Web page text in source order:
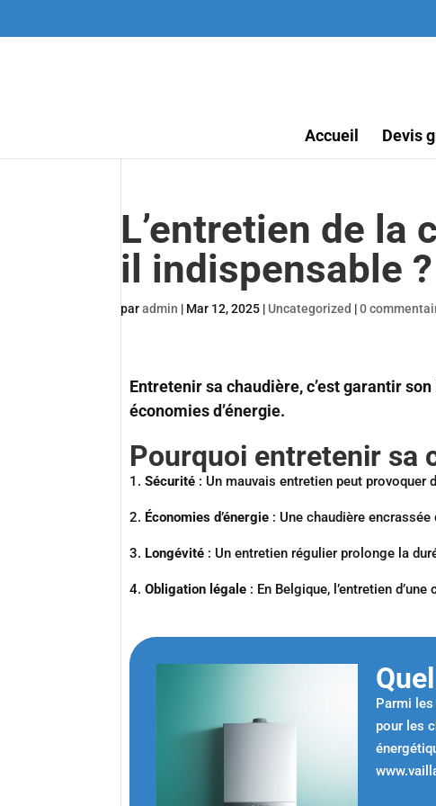
Accueil Devis
L’entretien de la
il indispensable ?
paradmin | Mar 12, 2025 | Uncategorized |0
Entretenir sa chaudière, c’est garantir
économies d’énergie.
Pourquoi entretenir sa
1.Sécurité : Un mauvais entretien peut provoquer
2. Économies d’énergie : Une chaudière
3. Longévité : Un entretien régulier prolonge la
4.Obligation légale : En Belgique, l’entretien
Parmi
pour les